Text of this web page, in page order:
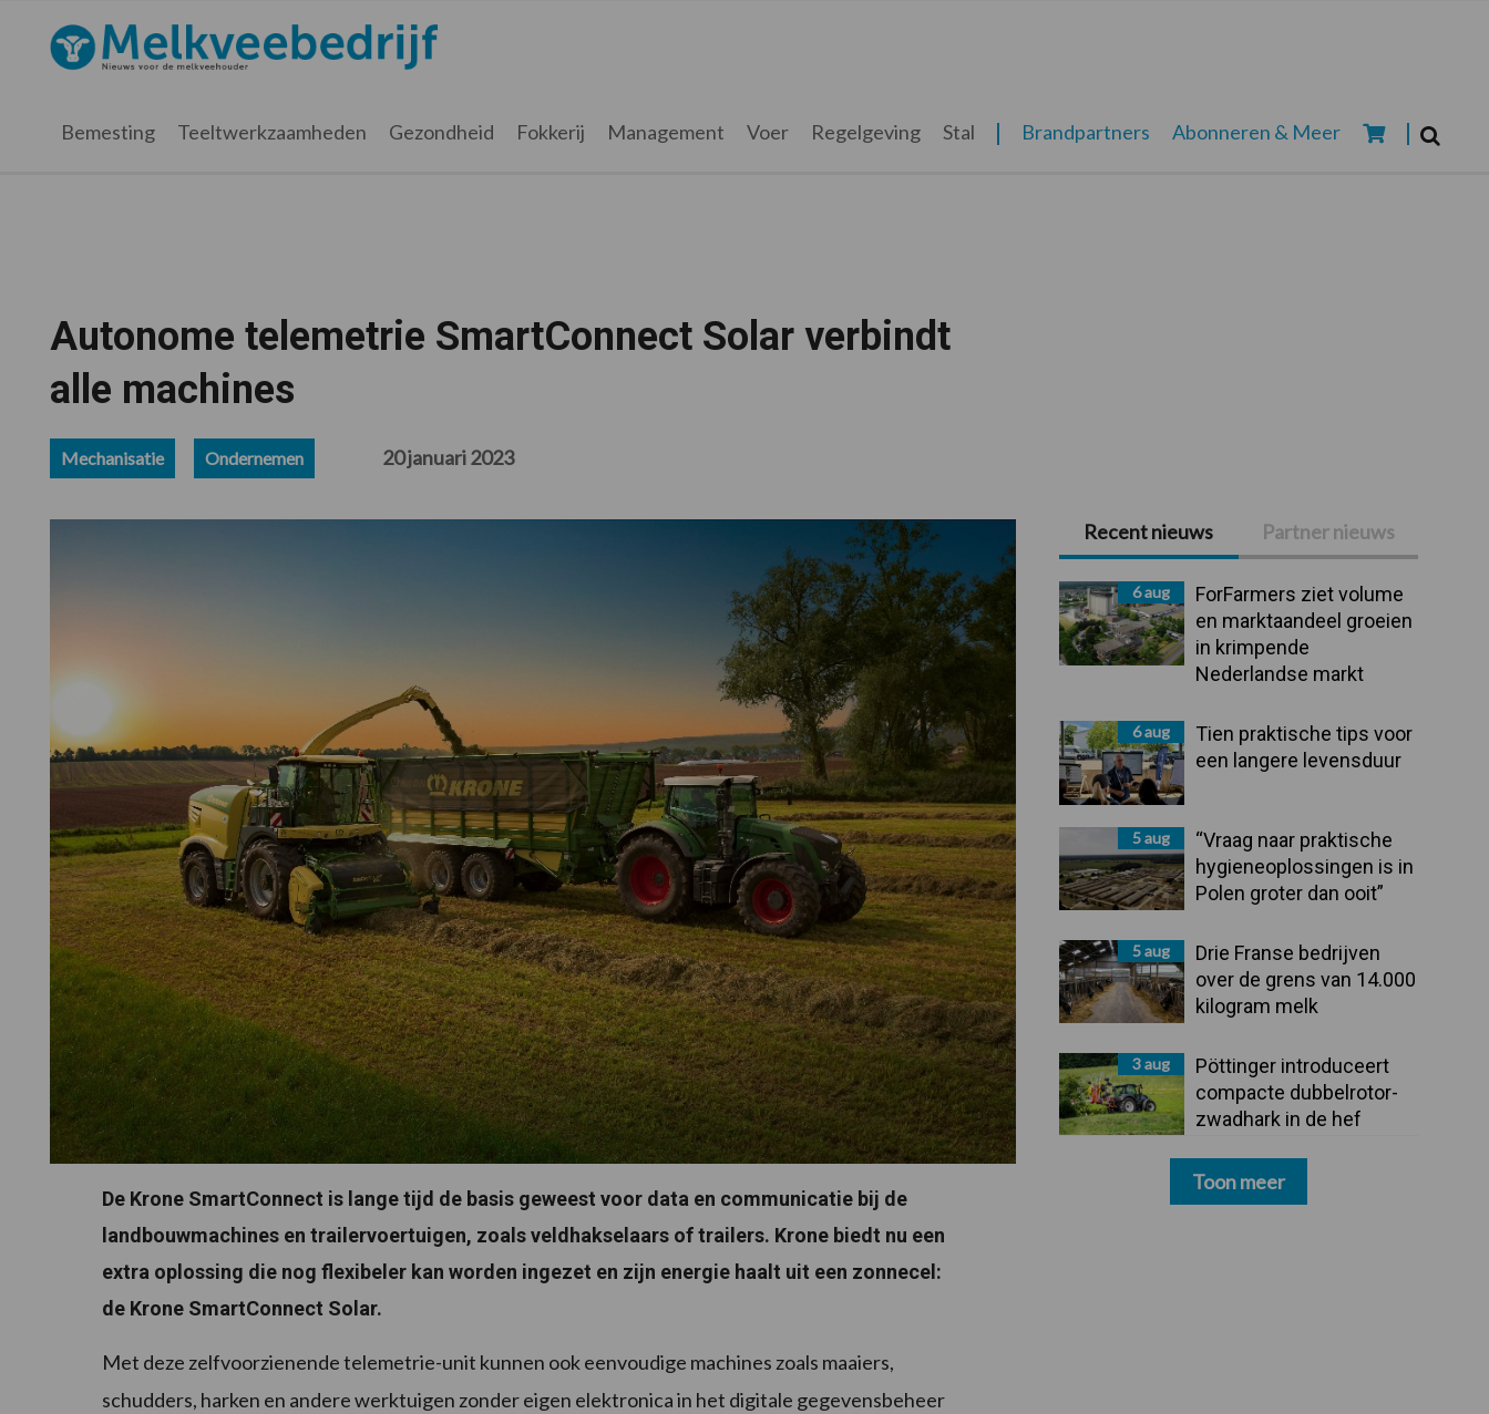
hoofdnavigatie
hoofd
eerste
voettekst
Melkveebedrijf.nl
Bemesting Teeltwerkzaamheden Gezondheid Fokkerij Management Voer Regelgeving Stal Brandpartners Abonneren & Meer
Autonome telemetrie SmartConnect Solar verbindt
alle machines
Mechanisatie Ondernemen 20 januari 2023
De Krone SmartConnect is lange tijd de basis geweest voor data en communicatie bij de
landbouwmachines en trailervoertuigen, zoals veldhakselaars of trailers. Krone biedt nu een
extra oplossing die nog flexibeler kan worden ingezet en zijn energie haalt uit een zonnecel:
de Krone SmartConnect Solar.
Met deze zelfvoorzienende telemetrie-unit kunnen ook eenvoudige machines zoals maaiers,
schudders, harken en andere werktuigen zonder eigen elektronica in het digitale gegevensbeheer
Primaire
Sidebar
Recent nieuws Partner nieuws
6 aug
ForFarmers ziet volume
en marktaandeel groeien
in krimpende
Nederlandse markt
6 aug
Tien praktische tips voor
een langere levensduur
5 aug
“Vraag naar praktische
hygieneoplossingen is in
Polen groter dan ooit”
5 aug
Drie Franse bedrijven
over de grens van 14.000
kilogram melk
3 aug
Pöttinger introduceert
compacte dubbelrotor-
zwadhark in de hef
Toon meer